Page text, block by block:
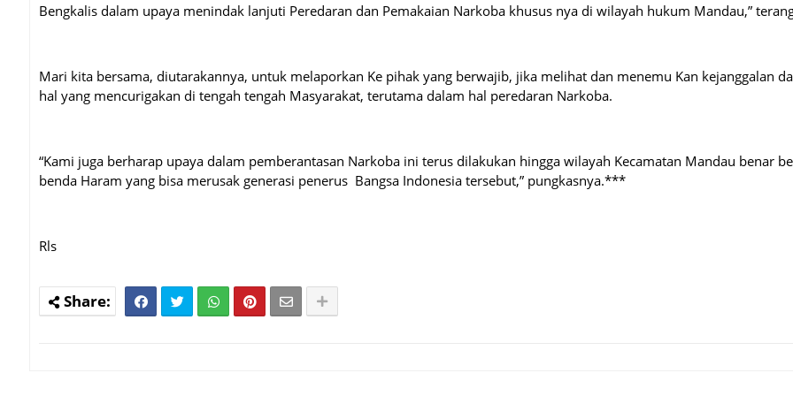
Bengkalis dalam upaya menindak lanjuti Peredaran dan Pemakaian Narkoba khusus nya di wilayah hukum Mandau,”
Mari kita bersama, diutarakannya, untuk melaporkan Ke pihak yang berwajib, jika melihat dan menemu Kan kejanggalan
hal yang mencurigakan di tengah tengah Masyarakat, terutama dalam hal peredaran Narkoba.
“Kami juga berharap upaya dalam pemberantasan Narkoba ini terus dilakukan hingga wilayah Kecamatan Mandau benar
benda Haram yang bisa merusak generasi penerus Bangsa Indonesia tersebut,” pungkasnya.***
Rls